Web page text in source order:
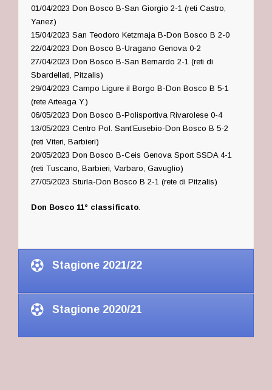
01/04/2023 Don Bosco B-San Giorgio 2-1 (reti Castro,
Yanez)
15/04/2023 San Teodoro Ketzmaja B-Don Bosco B 2-0
22/04/2023 Don Bosco B-Uragano Genova 0-2
27/04/2023 Don Bosco B-San Bernardo 2-1 (reti di
Sbardellati, Pitzalis)
29/04/2023 Campo Ligure il Borgo B-Don Bosco B 5-1
(rete Arteaga Y.)
06/05/2023 Don Bosco B-Polisportiva Rivarolese 0-4
13/05/2023 Centro Pol. Sant’Eusebio-Don Bosco B 5-2
(reti Viteri, Barbieri)
20/05/2023 Don Bosco B-Ceis Genova Sport SSDA 4-1
(reti Tuscano, Barbieri, Varbaro, Gavuglio)
27/05/2023 Sturla-Don Bosco B 2-1 (rete di Pitzalis)
Don Bosco 11° classificato
Stagione 2021/22
Stagione 2020/21